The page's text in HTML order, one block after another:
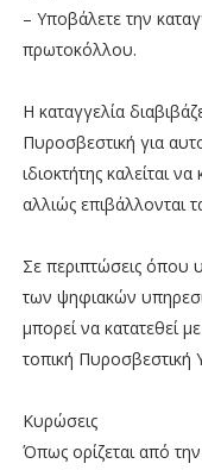
– Υποβάλετε την
πρωτοκόλλου.
Η καταγγελία
Πυροσβεστική για
ιδιοκτήτης καλείται
αλλιώς επιβάλλονται
Σε περιπτώσεις όπου
των ψηφιακών
μπορεί να κατατεθεί
τοπική Πυροσβεστική
Κυρώσεις
Όπως ορίζεται από